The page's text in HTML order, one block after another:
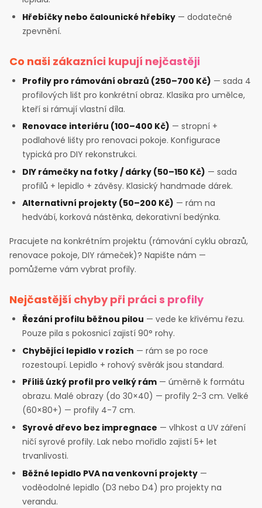
Hřebíčky nebo čalounické hřebíky — dodatečné
zpevnění.
Co naši zákazníci kupují nejčastěji
Profily pro rámování obrazů (250–700 Kč) — sada 4
profilových lišt pro konkrétní obraz. Klasika pro umělce,
kteří si rámují vlastní díla.
Renovace interiéru (100–400 Kč) — stropní +
podlahové lišty pro renovaci pokoje. Konfigurace
typická pro DIY rekonstrukci.
DIY rámečky na fotky / dárky (50–150 Kč) — sada
profilů + lepidlo + závěsy. Klasický handmade dárek.
Alternativní projekty (50–200 Kč) — rám na
hedvábí, korková nástěnka, dekorativní bedýnka.
Pracujete na konkrétním projektu (rámování cyklu obrazů,
renovace pokoje, DIY rámeček)? Napište nám —
pomůžeme vám vybrat profily.
Nejčastější chyby při práci s profily
Řezání profilu běžnou pilou — vede ke křivému řezu.
Pouze pila s pokosnicí zajistí 90° rohy.
Chybějící lepidlo v rozích — rám se po roce
rozestoupí. Lepidlo + rohový svěrák jsou standard.
Příliš úzký profil pro velký rám — úměrně k formátu
obrazu. Malé obrazy (do 30×40) — profily 2-3 cm. Velké
(60×80+) — profily 4-7 cm.
Syrové dřevo bez impregnace — vlhkost a UV záření
ničí syrové profily. Lak nebo mořidlo zajistí 5+ let
trvanlivosti.
Běžné lepidlo PVA na venkovní projekty —
voděodolné lepidlo (D3 nebo D4) pro projekty na
verandu.